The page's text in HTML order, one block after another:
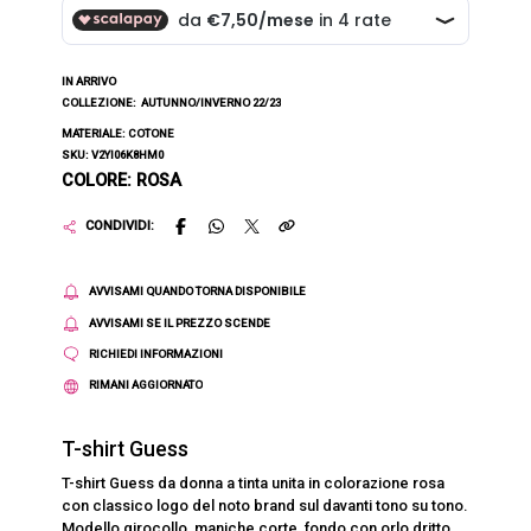
IN ARRIVO
COLLEZIONE: AUTUNNO/INVERNO 22/23
MATERIALE: COTONE
SKU: V2YI06K8HM0
COLORE: ROSA
CONDIVIDI:
AVVISAMI QUANDO TORNA DISPONIBILE
AVVISAMI SE IL PREZZO SCENDE
RICHIEDI INFORMAZIONI
RIMANI AGGIORNATO
T-shirt Guess
T-shirt Guess da donna a tinta unita in colorazione rosa
con classico logo del noto brand sul davanti tono su tono.